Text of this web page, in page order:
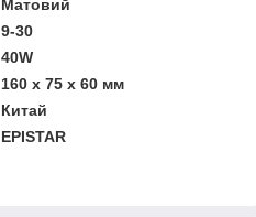
Матовий
9-30
40W
160 х 75 х 60 мм
Китай
EPISTAR